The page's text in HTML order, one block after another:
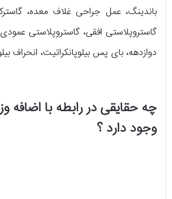
باندینگ، عمل جراحی غلاف معده،
گاستروپلاستی افقی، گاستروپلاستی
دوازدهه، بای پس بیلوپانکراتیت، انحراف
چه حقایقی در رابطه با اضافه
وجود دارد ؟